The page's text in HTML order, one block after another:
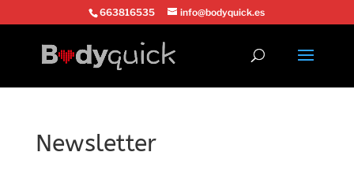
663816535 info@bodyquick.es
Newsletter